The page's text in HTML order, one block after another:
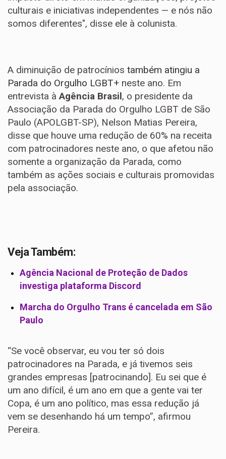
culturais e iniciativas independentes — e nós não
somos diferentes", disse ele à colunista.
A diminuição de patrocínios também atingiu a
Parada do Orgulho LGBT+ neste ano. Em
entrevista àAgência Brasil, o presidente da
Associação da Parada do Orgulho LGBT de São
Paulo (APOLGBT-SP), Nelson Matias Pereira,
disse que houve uma redução de 60% na receita
com patrocinadores neste ano, o que afetou não
somente a organização da Parada, como
também as ações sociais e culturais promovidas
pela associação.
Veja Também:
Agência Nacional de Proteção de Dados
investiga plataforma Discord
Marcha do Orgulho Trans é cancelada em São
Paulo
“Se você observar, eu vou ter só dois
patrocinadores na Parada, e já tivemos seis
grandes empresas [patrocinando]. Eu sei que é
um ano difícil, é um ano em que a gente vai ter
Copa, é um ano político, mas essa redução já
vem se desenhando há um tempo”, afirmou
Pereira.